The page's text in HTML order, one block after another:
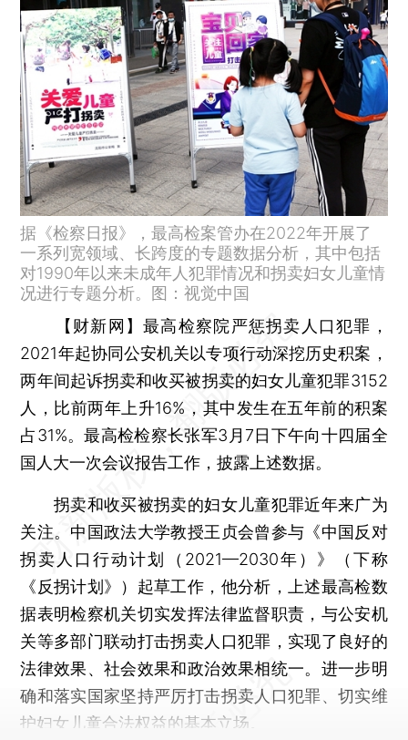
据《检察日报》，最高检案管办在2022年开展了
一系列宽领域、长跨度的专题数据分析，其中包括
对1990年以来未成年人犯罪情况和拐卖妇女儿童情
况进行专题分析。图：视觉中国
【财新网】最高检察院严惩拐卖人口犯罪，
2021年起协同公安机关以专项行动深挖历史积案，
两年间起诉拐卖和收买被拐卖的妇女儿童犯罪3152
人，比前两年上升16%，其中发生在五年前的积案
占31%。最高检检察长张军3月7日下午向十四届全
国人大一次会议报告工作，披露上述数据。
拐卖和收买被拐卖的妇女儿童犯罪近年来广为
关注。中国政法大学教授王贞会曾参与《中国反对
拐卖人口行动计划（2021—2030年）》（下称
《反拐计划》）起草工作，他分析，上述最高检数
据表明检察机关切实发挥法律监督职责，与公安机
关等多部门联动打击拐卖人口犯罪，实现了良好的
法律效果、社会效果和政治效果相统一。进一步明
确和落实国家坚持严厉打击拐卖人口犯罪、切实维
护妇女儿童合法权益的基本立场。